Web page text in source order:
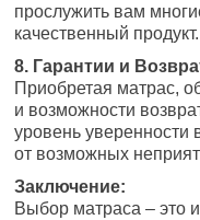
прослужить вам
качественный продукт.
8. Гарантии и
Приобретая матрас,
и возможности
уровень
от возможных
Заключение:
Выбор матраса – это